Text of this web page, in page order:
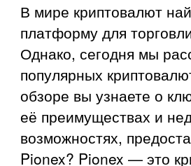
В мире криптовалют
платформу для
Однако, сегодня мы
популярных
обзоре вы узнаете о
её преимуществах и
возможностях,
Pionex? Pionex — это